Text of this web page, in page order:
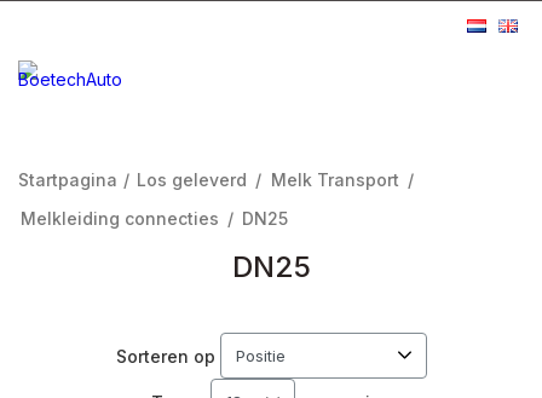
Startpagina / Los geleverd / Melk Transport /
Melkleiding connecties / DN25
DN25
Sorteren op